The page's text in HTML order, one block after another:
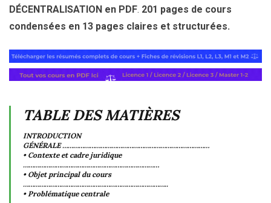
DÉCENTRALISATION en PDF. 201 pages de cours
condensées en 13 pages claires et structurées.
TABLE DES MATIÈRES
INTRODUCTION
GÉNÉRALE ………………………………………………………………………
• Contexte et cadre juridique
…………………………………………………………………
• Objet principal du cours
……………………………………………………………………..
• Problématique centrale